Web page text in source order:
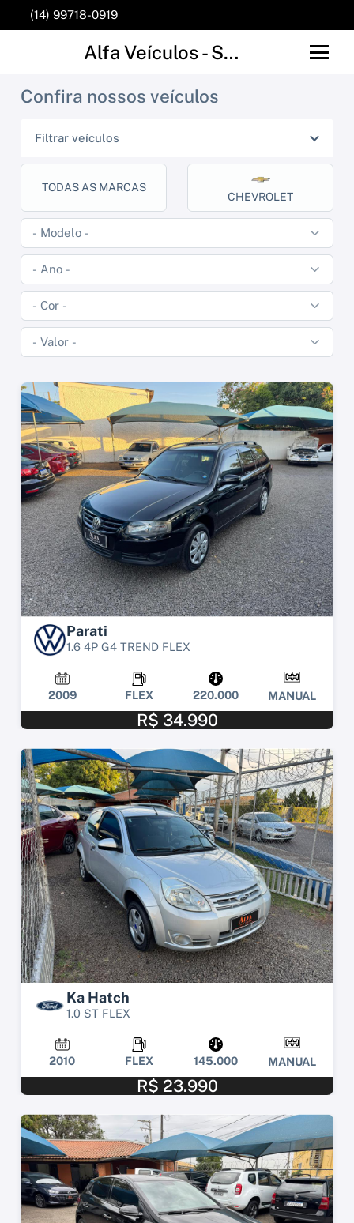
(14) 99718-0919
Alfa Veículos - São Manuel
Confira nossos veículos
Filtrar veículos
TODAS AS MARCAS
CHEVROLET
Parati
1.6 4P G4 TREND FLEX
2009 FLEX 220.000 MANUAL
R$ 34.990
Ka Hatch
1.0 ST FLEX
2010 FLEX 145.000 MANUAL
R$ 23.990